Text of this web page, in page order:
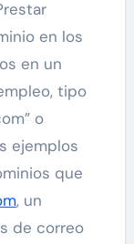
en los
en un
tipo
o
ejemplos
que
, un
de correo